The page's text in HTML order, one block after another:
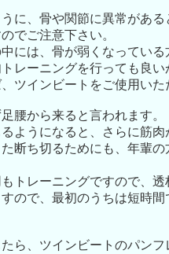
に、骨や関節に異常があ
でご注意下さい。
には、骨が弱くなってい
レーニングを行っても良
ツインビートをご使用い
腰から来ると言われます。
ようになると、さらに筋
断ち切るためにも、年輩
トレーニングですので、
ので、最初のうちは短時
ら、ツインビートのパン